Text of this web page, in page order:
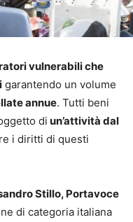
vulnerabili che
garantendo un volume
annue. Tutti beni
di un’attività dal
i diritti di questi
Stillo, Portavoce
di categoria italiana